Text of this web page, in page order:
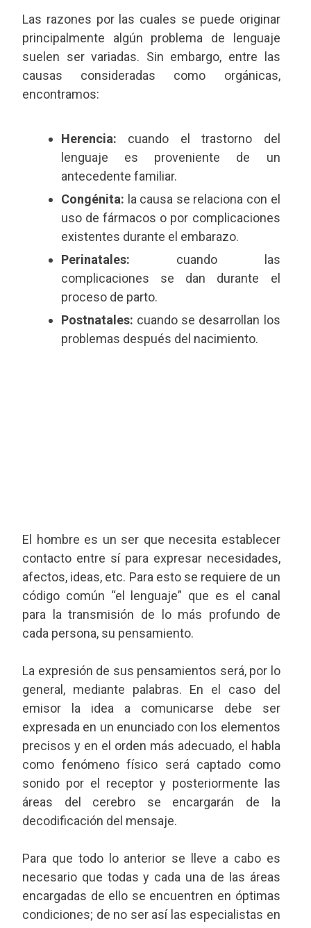
Las razones por las cuales se puede originar
principalmente algún problema de lenguaje
suelen ser variadas. Sin embargo, entre las
causas consideradas como orgánicas,
encontramos:
Herencia: cuando el trastorno del
lenguaje es proveniente de un
antecedente familiar.
Congénita: la causa se relaciona con el
uso de fármacos o por complicaciones
existentes durante el embarazo.
Perinatales: cuando las
complicaciones se dan durante el
proceso de parto.
Postnatales: cuando se desarrollan los
problemas después del nacimiento.
El hombre es un ser que necesita establecer
contacto entre sí para expresar necesidades,
afectos, ideas, etc. Para esto se requiere de un
código común “el lenguaje” que es el canal
para la transmisión de lo más profundo de
cada persona, su pensamiento.
La expresión de sus pensamientos será, por lo
general, mediante palabras. En el caso del
emisor la idea a comunicarse debe ser
expresada en un enunciado con los elementos
precisos y en el orden más adecuado, el habla
como fenómeno físico será captado como
sonido por el receptor y posteriormente las
áreas del cerebro se encargarán de la
decodificación del mensaje.
Para que todo lo anterior se lleve a cabo es
necesario que todas y cada una de las áreas
encargadas de ello se encuentren en óptimas
condiciones; de no ser así las especialistas en